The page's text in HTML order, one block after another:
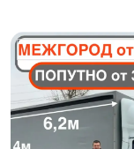
Писатели